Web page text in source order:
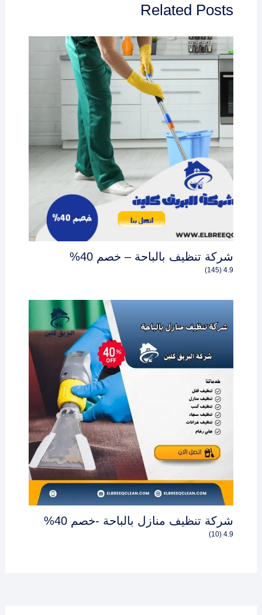
Related Posts
شركة تنظيف بالباحة – خصم 40%
4.9 (145)
شركة تنظيف منازل بالباحة -خصم 40%
4.9 (10)